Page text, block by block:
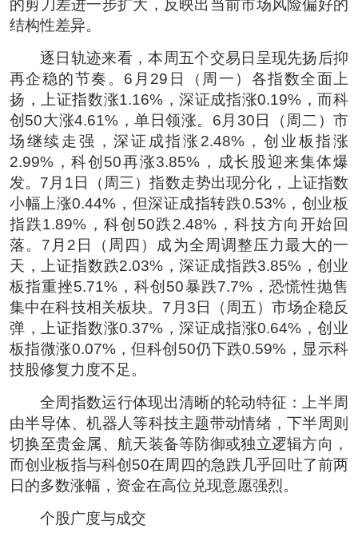
的剪刀差进一步扩大，反映出当前市场风险偏好的
结构性差异。
逐日轨迹来看，本周五个交易日呈现先扬后抑
再企稳的节奏。6月29日（周一）各指数全面上
扬，上证指数涨1.16%，深证成指涨0.19%，而科
创50大涨4.61%，单日领涨。6月30日（周二）市
场继续走强，深证成指涨2.48%，创业板指涨
2.99%，科创50再涨3.85%，成长股迎来集体爆
发。7月1日（周三）指数走势出现分化，上证指数
小幅上涨0.44%，但深证成指转跌0.53%，创业板
指跌1.89%，科创50跌2.48%，科技方向开始回
落。7月2日（周四）成为全周调整压力最大的一
天，上证指数跌2.03%，深证成指跌3.85%，创业
板指重挫5.71%，科创50暴跌7.7%，恐慌性抛售
集中在科技相关板块。7月3日（周五）市场企稳反
弹，上证指数涨0.37%，深证成指涨0.64%，创业
板指微涨0.07%，但科创50仍下跌0.59%，显示科
技股修复力度不足。
全周指数运行体现出清晰的轮动特征：上半周
由半导体、机器人等科技主题带动情绪，下半周则
切换至贵金属、航天装备等防御或独立逻辑方向，
而创业板指与科创50在周四的急跌几乎回吐了前两
日的多数涨幅，资金在高位兑现意愿强烈。
个股广度与成交